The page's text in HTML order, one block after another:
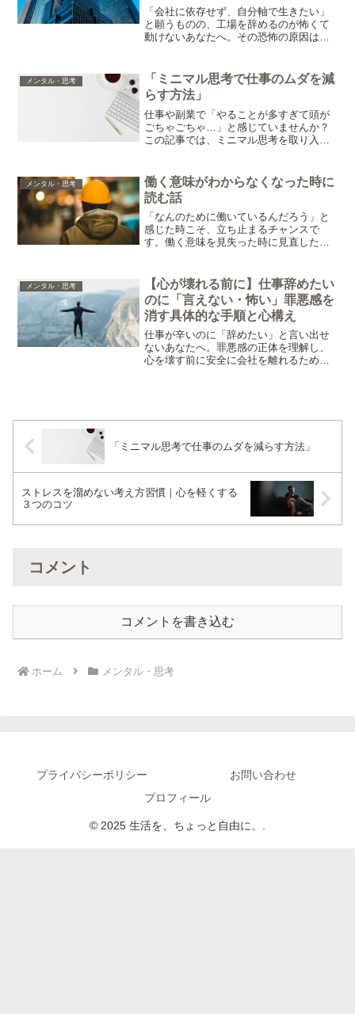
全ロードマップ
「会社に依存せず、自分軸で生きたい」
と願うものの、工場を辞めるのが怖くて
動けないあなたへ。その恐怖の原因は
新しい人生へ踏み出すための具体的な手
順（ロードマップ）を解説します。
メンタル・思考
「ミニマル思考で仕事のムダを減
らす方法」
仕事や副業で「やることが多すぎて頭が
ごちゃごちゃ…」と感じていませんか？
この記事では、ミニマル思考を取り入れ
メンタル・思考
働く意味がわからなくなった時に
読む話
「なんのために働いているんだろう」と
感じた時こそ、立ち止まるチャンスで
す。働く意味を見失った時に見直したい
メンタル・思考
【心が壊れる前に】仕事辞めたい
のに「言えない・怖い」罪悪感を
消す具体的な手順と心構え
仕事が辛いのに「辞めたい」と言い出せ
ないあなたへ。罪悪感の正体を理解し、
心を壊す前に安全に会社を離れるための
「ミニマル思考で仕事のムダを減らす方法」
ストレスを溜めない考え方習慣｜心を軽くする
３つのコツ
コメント
コメントを書き込む
ホーム メンタル・思考
プライバシーポリシー
お問い合わせ
プロフィール
© 2025 生活を、ちょっと自由に。.